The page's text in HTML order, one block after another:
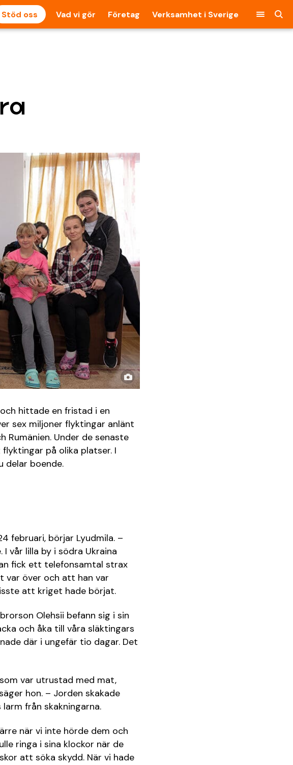
Stöd oss Vad vi gör Företag Verksamhet i Sverige
hittade en fristad i en
sex miljoner flyktingar anlänt
Rumänien. Under de senaste
på olika platser. I
delar boende.
februari, börjar Lyudmila. –
vår lilla by i södra Ukraina
fick ett telefonsamtal strax
var över och att han var
att kriget hade börjat.
Olehsii befann sig i sin
och åka till våra släktingars
där i ungefär tio dagar. Det
var utrustad med mat,
hon. – Jorden skakade
från skakningarna.
när vi inte hörde dem och
ringa i sina klockor när de
att söka skydd. När vi hade